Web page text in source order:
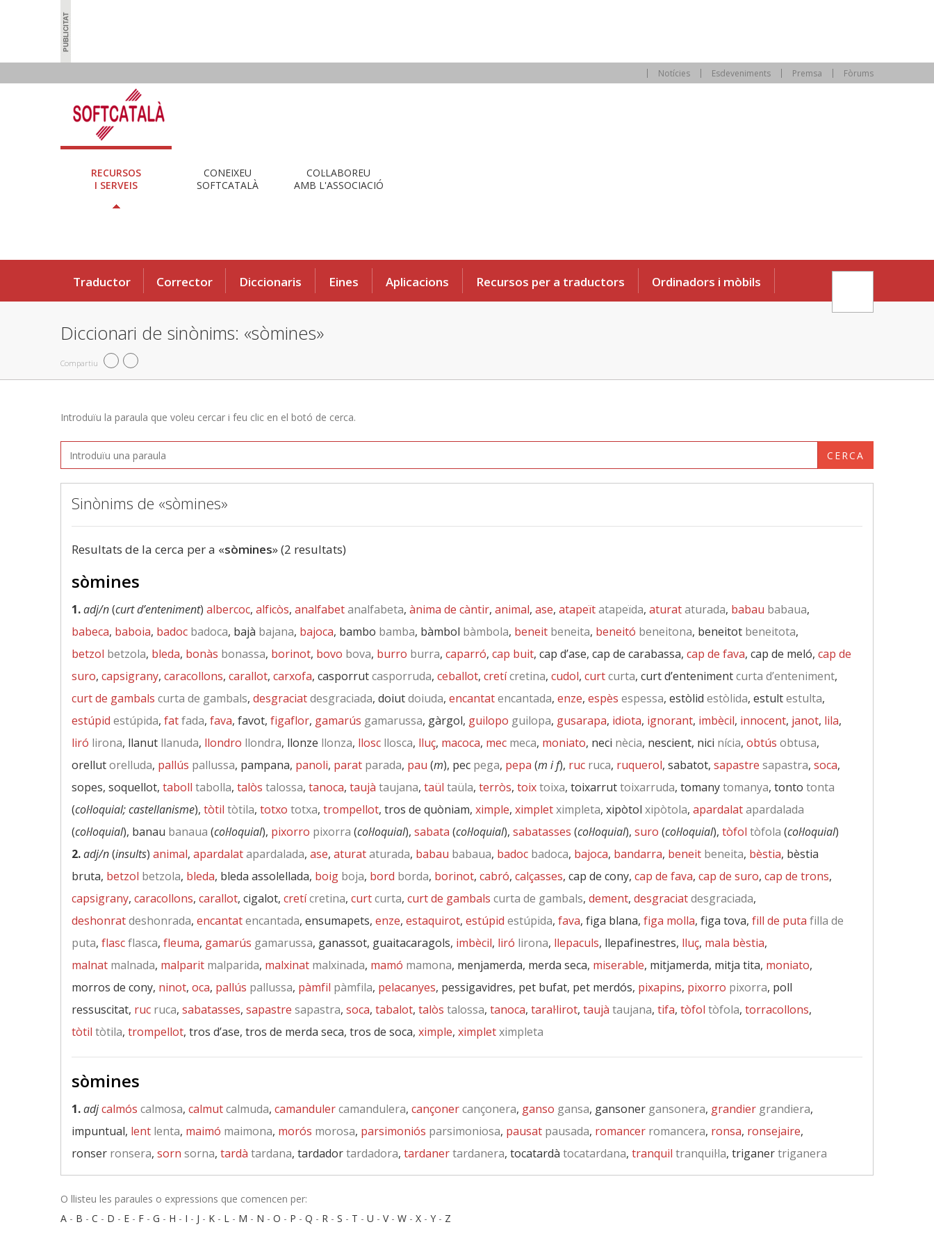
Notícies Esdeveniments Premsa Fòrums
RECURSOS
I SERVEIS
CONEIXEU
SOFTCATALÀ
COL·LABOREU
AMB L'ASSOCIACIÓ
Traductor Corrector Diccionaris Eines Aplicacions Recursos per a traductors Ordinadors i mòbils
Diccionari de sinònims: «sòmines»
Compartiu
Introduïu la paraula que voleu cercar i feu clic en el botó de cerca.
CERCA
Sinònims de «sòmines»
Resultats de la cerca per a «sòmines» (2 resultats)
sòmines
1.adj/n(curt d’enteniment) albercoc, alficòs, analfabetanalfabeta, ànima de càntir, animal, ase, atapeïtatapeïda, aturataturada, babau babaua,
babeca, baboia, badoc badoca, bajà bajana, bajoca, bambo bamba, bàmbol bàmbola, beneit beneita, beneitó beneitona, beneitot beneitota,
betzol betzola, bleda, bonàs bonassa, borinot, bovo bova, burro burra, caparró, cap buit, cap d’ase, cap de carabassa, cap de fava, cap de meló, cap de
suro, capsigrany, caracollons, carallot, carxofa, casporrutcasporruda, ceballot, cretícretina, cudol, curtcurta, curt d’entenimentcurta d’enteniment,
curt de gambals curta de gambals, desgraciatdesgraciada, doiutdoiuda, encantatencantada, enze, espès espessa, estòlid estòlida, estultestulta,
estúpid estúpida, fatfada, fava, favot, figaflor, gamarús gamarussa, gàrgol, guilopo guilopa, gusarapa, idiota, ignorant, imbècil, innocent, janot, lila,
liró lirona, llanut llanuda, llondro llondra, llonze llonza, llosc llosca, lluç, macoca, mec meca, moniato, neci nècia, nescient, nici nícia, obtús obtusa,
orellutorelluda, pallús pallussa, pampana, panoli, parat parada, pau (m), pec pega, pepa (m i f), ruc ruca, ruquerol, sabatot, sapastre sapastra, soca,
sopes, soquellot, taboll tabolla, talòs talossa, tanoca, taujà taujana, taül taüla, terròs, toixtoixa, toixarruttoixarruda, tomanytomanya, tonto tonta
(col·loquial; castellanisme), tòtil tòtila, totxo totxa, trompellot, tros de quòniam, ximple, ximpletximpleta, xipòtol xipòtola, apardalatapardalada
(col·loquial), banau banaua (col·loquial), pixorro pixorra (col·loquial), sabata (col·loquial), sabatasses (col·loquial), suro (col·loquial), tòfol tòfola (col·loquial)
2.adj/n(insults) animal, apardalatapardalada, ase, aturataturada, babau babaua, badoc badoca, bajoca, bandarra, beneit beneita, bèstia, bèstia
bruta, betzol betzola, bleda, bleda assolellada, boig boja, bord borda, borinot, cabró, calçasses, cap de cony, cap de fava, cap de suro, cap de trons,
capsigrany, caracollons, carallot, cigalot, cretícretina, curtcurta, curt de gambals curta de gambals, dement, desgraciatdesgraciada,
deshonratdeshonrada, encantatencantada, ensumapets, enze, estaquirot, estúpid estúpida, fava, figa blana, figa molla, figa tova, fill de puta filla de
puta, flascflasca, fleuma, gamarús gamarussa, ganassot, guaitacaragols, imbècil, liró lirona, llepaculs, llepafinestres, lluç, mala bèstia,
malnat malnada, malparit malparida, malxinat malxinada, mamó mamona, menjamerda, merda seca, miserable, mitjamerda, mitja tita, moniato,
morros de cony, ninot, oca, pallús pallussa, pàmfil pàmfila, pelacanyes, pessigavidres, pet bufat, pet merdós, pixapins, pixorro pixorra, poll
ressuscitat, ruc ruca, sabatasses, sapastre sapastra, soca, tabalot, talòs talossa, tanoca, taral·lirot, taujà taujana, tifa, tòfol tòfola, torracollons,
tòtil tòtila, trompellot, tros d’ase, tros de merda seca, tros de soca, ximple, ximpletximpleta
sòmines
1.adjcalmós calmosa, calmutcalmuda, camandulercamandulera, cançonercançonera, ganso gansa, gansoner gansonera, grandier grandiera,
impuntual, lent lenta, maimó maimona, morós morosa, parsimoniós parsimoniosa, pausat pausada, romancer romancera, ronsa, ronsejaire,
ronser ronsera, sorn sorna, tardà tardana, tardadortardadora, tardanertardanera, tocatardà tocatardana, tranquil tranquil·la, triganertriganera
O llisteu les paraules o expressions que comencen per:
A - B - C - D - E - F - G - H - I - J - K - L - M - N - O - P - Q - R - S - T - U - V- W - X - Y - Z